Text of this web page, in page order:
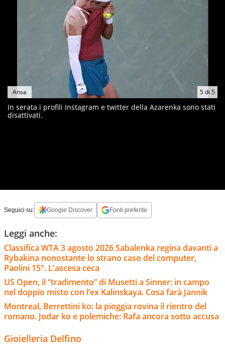
5di 5
Ansa
In serata i profili Instagram e twitter della Azarenka sono stati
disattivati.
Seguici su: Google Discover Fonti preferite
Leggi anche:
Classifica WTA 3 agosto 2026 Sabalenka regina davanti a
Rybakina nonostante lo strano caso del computer,
Paolini 15°. L'ascesa ceca
US Open, il “tradimento” di Musetti a Sinner: in campo
nel doppio misto con l’ex Kalinskaya. Cosa farà Jannik
Montreal, Berrettini ko: la pioggia rovina il rientro del
romano. Jodar ko e polemiche: Rafa ancora sotto accusa
Gioielleria Delfino